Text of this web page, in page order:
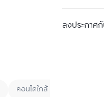
ลงประกาศกั
คอนโดใกล้ MRT